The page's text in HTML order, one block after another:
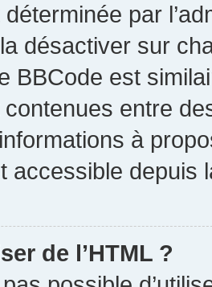
par
désactiver sur
BBCode est
entre
à
accessible depuis
de l’HTML ?